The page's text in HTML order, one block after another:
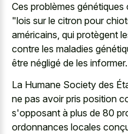
Ces problèmes
"lois sur le citron pour
américains, qui protègent
contre les maladies
être négligé de les informer.
La Humane Society des
ne pas avoir pris position
s'opposant à plus de 80
ordonnances locales